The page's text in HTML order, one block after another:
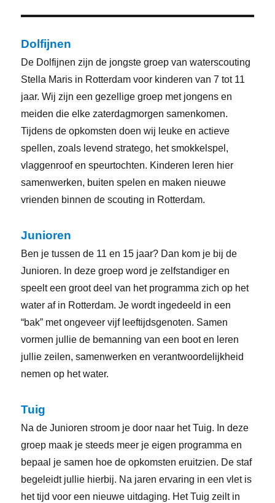
Dolfijnen
De Dolfijnen zijn de jongste groep van waterscouting
Stella Maris in Rotterdam voor kinderen van 7 tot 11
jaar. Wij zijn een gezellige groep met jongens en
meiden die elke zaterdagmorgen samenkomen.
Tijdens de opkomsten doen wij leuke en actieve
spellen, zoals levend stratego, het smokkelspel,
vlaggenroof en speurtochten. Kinderen leren hier
samenwerken, buiten spelen en maken nieuwe
vrienden binnen de scouting in Rotterdam.
Junioren
Ben je tussen de 11 en 15 jaar? Dan kom je bij de
Junioren. In deze groep word je zelfstandiger en
speelt een groot deel van het programma zich op het
water af in Rotterdam. Je wordt ingedeeld in een
“bak” met ongeveer vijf leeftijdsgenoten. Samen
vormen jullie de bemanning van een boot en leren
jullie zeilen, samenwerken en verantwoordelijkheid
nemen op het water.
Tuig
Na de Junioren stroom je door naar het Tuig. In deze
groep maak je steeds meer je eigen programma en
bepaal je samen hoe de opkomsten eruitzien. De staf
begeleidt jullie hierbij. Na jaren ervaring in een vlet is
het tijd voor een nieuwe uitdaging. Het Tuig zeilt in